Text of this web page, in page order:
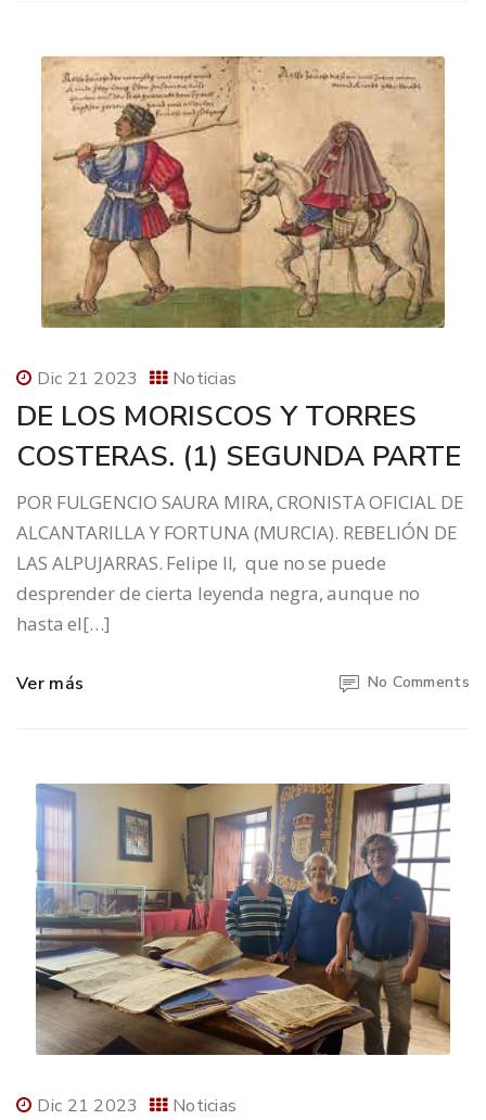
Dic 21 2023 Noticias
DE LOS MORISCOS Y TORRES
COSTERAS. (1) SEGUNDA PARTE
POR FULGENCIO SAURA MIRA, CRONISTA OFICIAL DE
ALCANTARILLA Y FORTUNA (MURCIA). REBELIÓN DE
LAS ALPUJARRAS. Felipe II, que no se puede
desprender de cierta leyenda negra, aunque no
hasta el[…]
Ver más No Comments
Dic 21 2023 Noticias